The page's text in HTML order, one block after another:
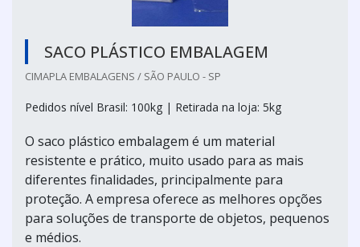
SACO PLÁSTICO EMBALAGEM
CIMAPLA EMBALAGENS / SÃO PAULO - SP
Pedidos nível Brasil: 100kg | Retirada na loja: 5kg
O saco plástico embalagem é um material
resistente e prático, muito usado para as mais
diferentes finalidades, principalmente para
proteção. A empresa oferece as melhores opções
para soluções de transporte de objetos, pequenos
e médios.